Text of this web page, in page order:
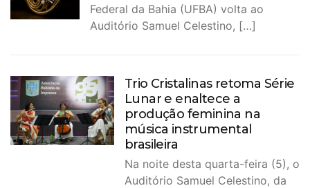
Federal da Bahia (UFBA) volta ao
Auditório Samuel Celestino, […]
Trio Cristalinas retoma Série
Lunar e enaltece a
produção feminina na
música instrumental
brasileira
Na noite desta quarta-feira (5), o
Auditório Samuel Celestino, da